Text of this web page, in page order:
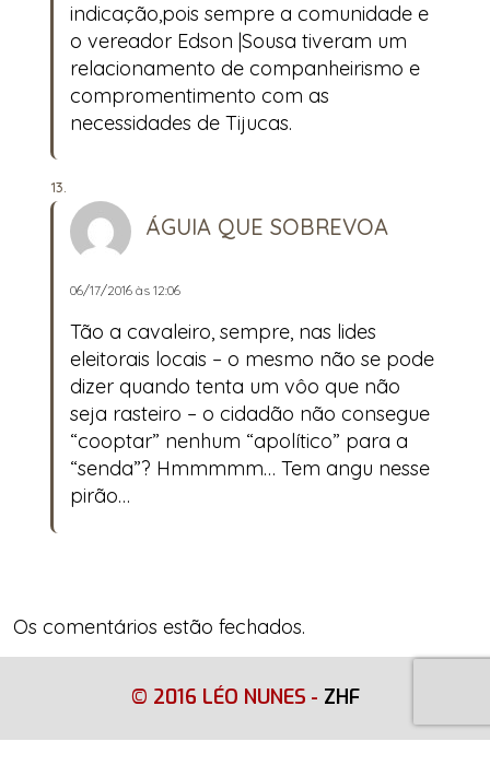
indicação,pois sempre a comunidade e
o vereador Edson |Sousa tiveram um
relacionamento de companheirismo e
compromentimento com as
necessidades de Tijucas.
ÁGUIA QUE SOBREVOA
06/17/2016 às 12:06
Tão a cavaleiro, sempre, nas lides
eleitorais locais – o mesmo não se pode
dizer quando tenta um vôo que não
seja rasteiro – o cidadão não consegue
“cooptar” nenhum “apolítico” para a
“senda”? Hmmmmm… Tem angu nesse
pirão…
Os comentários estão fechados.
© 2016 LÉO NUNES - ZHF